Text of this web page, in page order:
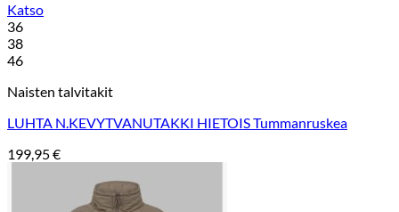
Katso
36
38
46
Naisten talvitakit
LUHTA N.KEVYTVANUTAKKI HIETOIS Tummanruskea
199,95€